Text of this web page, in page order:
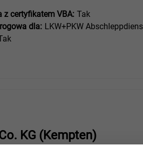
z certyfikatem VBA: Tak
dla: LKW+PKW
KG (Kempten)